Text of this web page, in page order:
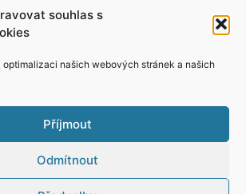
souhlas s
optimalizaci našich webových stránek a našich
Příjmout
Odmítnout
o evidenci tržeb je prodávající
kupujícímu účtenku. Zároveň je
technického výpadku pak